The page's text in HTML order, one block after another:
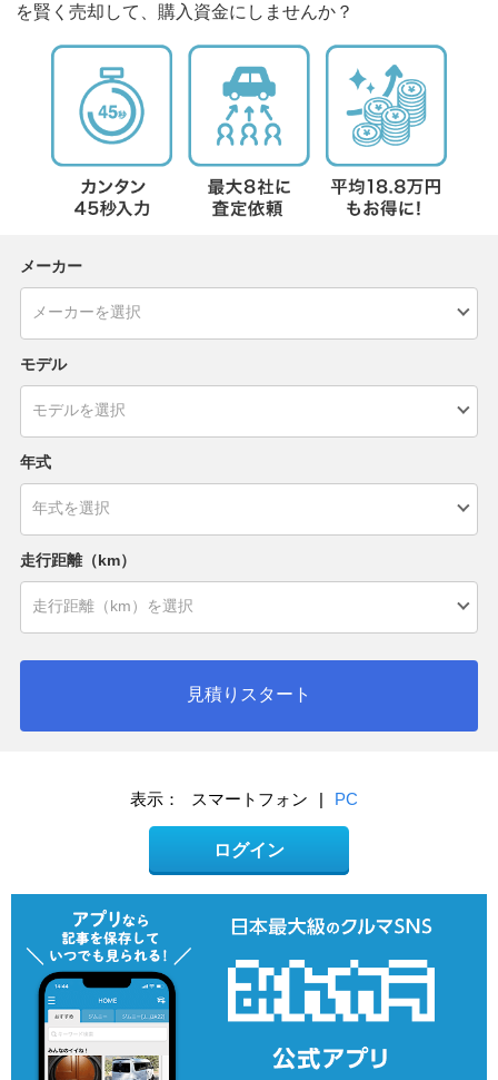
を賢く売却して、購入資金にしませんか？
メーカー
モデル
年式
走行距離（km）
見積りスタート
表示： スマートフォン | PC
ログイン